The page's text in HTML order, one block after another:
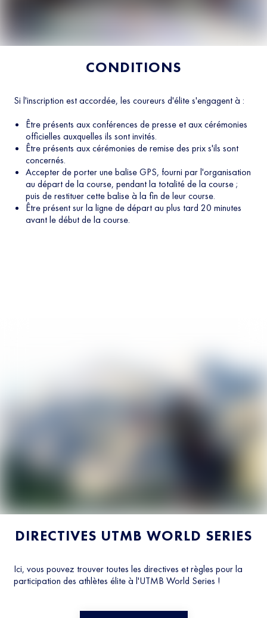
CONDITIONS
Si l'inscription est accordée, les coureurs d'élite s'engagent à :
Être présents aux conférences de presse et aux cérémonies
officielles auxquelles ils sont invités.
Être présents aux cérémonies de remise des prix s'ils sont
concernés.
Accepter de porter une balise GPS, fourni par l'organisation
au départ de la course, pendant la totalité de la course ;
puis de restituer cette balise à la fin de leur course.
Être présent sur la ligne de départ au plus tard 20 minutes
avant le début de la course.
DIRECTIVES UTMB WORLD SERIES
Ici, vous pouvez trouver toutes les directives et règles pour la
participation des athlètes élite à l'UTMB World Series !